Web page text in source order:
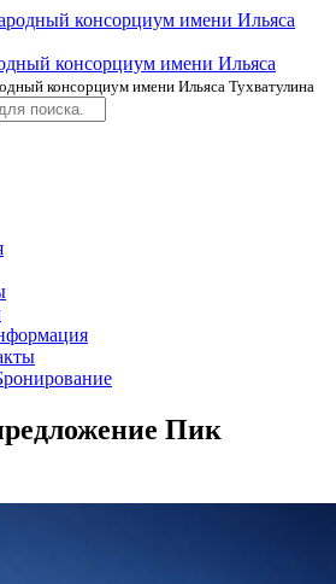
консорциум имени Ильяса
консорциум имени Ильяса Тухватулина
Пик